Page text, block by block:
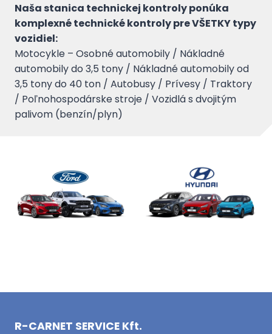
Naša stanica technickej kontroly ponúka
komplexné technické kontroly pre VŠETKY typy
vozidiel:
Motocykle – Osobné automobily / Nákladné
automobily do 3,5 tony / Nákladné automobily od
3,5 tony do 40 ton / Autobusy / Prívesy / Traktory
/ Poľnohospodárske stroje / Vozidlá s dvojitým
palivom (benzín/plyn)
R-CARNET SERVICE Kft.